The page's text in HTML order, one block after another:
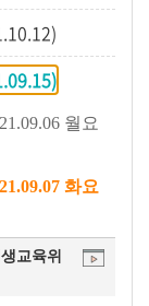
월요
화요
교육위